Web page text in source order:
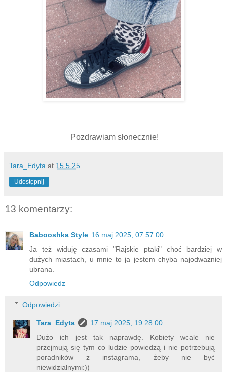
Pozdrawiam słonecznie!
Tara_Edyta at 15.5.25
Udostępnij
13 komentarzy:
Babooshka Style 16 maj 2025, 07:57:00
Ja też widuję czasami "Rajskie ptaki" choć bardziej w
dużych miastach, u mnie to ja jestem chyba najodważniej
ubrana.
Odpowiedz
Odpowiedzi
Tara_Edyta
17 maj 2025, 19:28:00
Dużo ich jest tak naprawdę. Kobiety wcale nie
przejmują się tym co ludzie powiedzą i nie potrzebują
poradników z instagrama, żeby nie być
niewidzialnymi:))